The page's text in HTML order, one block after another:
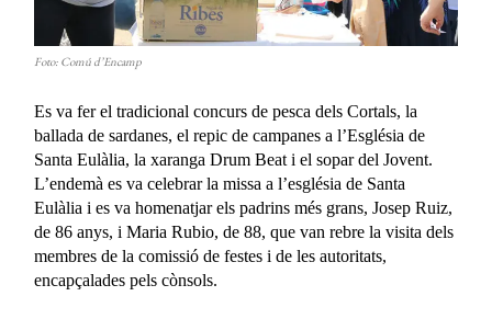
Foto: Comú d’Encamp
Es va fer el tradicional concurs de pesca dels Cortals, la
ballada de sardanes, el repic de campanes a l’Església de
Santa Eulàlia, la xaranga Drum Beat i el sopar del Jovent.
L’endemà es va celebrar la missa a l’església de Santa
Eulàlia i es va homenatjar els padrins més grans, Josep Ruiz,
de 86 anys, i Maria Rubio, de 88, que van rebre la visita dels
membres de la comissió de festes i de les autoritats,
encapçalades pels cònsols.